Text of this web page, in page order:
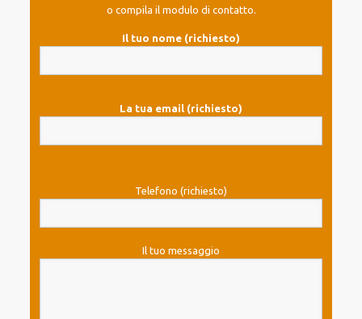
o compila il modulo di contatto.
Il tuo nome (richiesto)
La tua email (richiesto)
Telefono (richiesto)
Il tuo messaggio